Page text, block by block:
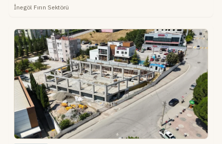
İnegöl Fırın Sektörü